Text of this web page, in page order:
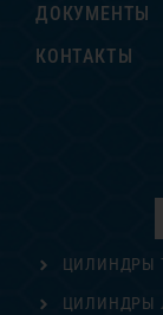
ДОКУМЕНТЫ
КОНТАКТЫ
ЦИЛИНДРЫ
ЦИЛИНДРЫ